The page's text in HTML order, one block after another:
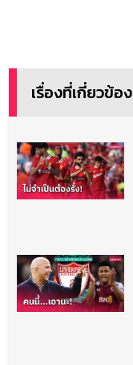
เรื่องที่เกี่ยวข้อง